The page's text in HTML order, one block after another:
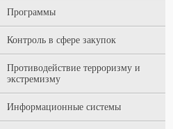
Программы
Контроль в сфере закупок
Противодействие терроризму и
экстремизму
Информационные системы